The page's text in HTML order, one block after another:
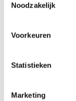
Noodzakelijk
Voorkeuren
Statistieken
Marketing